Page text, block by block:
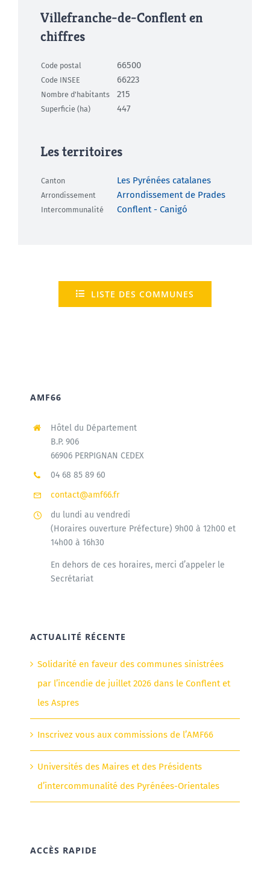
Villefranche-de-Conflent en
chiffres
Code postal 66500
Code INSEE 66223
Nombre d'habitants 215
Superficie (ha) 447
Les territoires
Canton Les Pyrénées catalanes
Arrondissement Arrondissement de Prades
Intercommunalité Conflent - Canigó
LISTE DES COMMUNES
AMF66
Hôtel du Département
B.P. 906
66906 PERPIGNAN CEDEX
04 68 85 89 60
contact@amf66.fr
du lundi au vendredi
(Horaires ouverture Préfecture) 9h00 à 12h00 et
14h00 à 16h30
En dehors de ces horaires, merci d’appeler le
Secrétariat
ACTUALITÉ RÉCENTE
Solidarité en faveur des communes sinistrées
par l’incendie de juillet 2026 dans le Conflent et
les Aspres
Inscrivez vous aux commissions de l’AMF66
Universités des Maires et des Présidents
d’intercommunalité des Pyrénées-Orientales
ACCÈS RAPIDE